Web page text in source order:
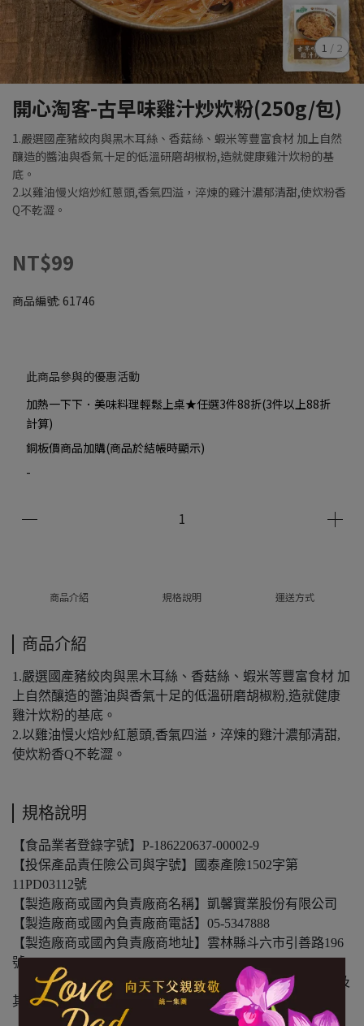
1 / 2
開心淘客-古早味雞汁炒炊粉(250g/包)
1.嚴選國產豬絞肉與黑木耳絲、香菇絲、蝦米等豐富食材 加上自然
釀造的醬油與香氣十足的低溫研磨胡椒粉,造就健康雞汁炊粉的基
底。
2.以雞油慢火焙炒紅蔥頭,香氣四溢，淬煉的雞汁濃郁清甜,使炊粉香
Q不乾澀。
NT$99
商品編號: 61746
此商品參與的優惠活動
加熱一下下．美味料理輕鬆上桌★任選3件88折(3件以上88折
計算)
銅板價商品加購(商品於結帳時顯示)
-
商品介紹 規格說明 運送方式
商品介紹
1.嚴選國產豬絞肉與黑木耳絲、香菇絲、蝦米等豐富食材 加
上自然釀造的醬油與香氣十足的低溫研磨胡椒粉,造就健康
雞汁炊粉的基底。
2.以雞油慢火焙炒紅蔥頭,香氣四溢，淬煉的雞汁濃郁清甜,
使炊粉香Q不乾澀。
規格說明
【食品業者登錄字號】P-186220637-00002-9
【投保產品責任險公司與字號】國泰產險1502字第
11PD03112號
【製造廠商或國內負責廠商名稱】凱馨實業股份有限公司
【製造廠商或國內負責廠商電話】05-5347888
【製造廠商或國內負責廠商地址】雲林縣斗六市引善路196
號
【食物過敏原標示】本產品含有大豆、蝦米、蝦皮和小麥及
其製品，不適合其過敏體質者食用。
【內容物成份】雞高湯(水、雞)、炊粉(玉米澱粉、米、水、